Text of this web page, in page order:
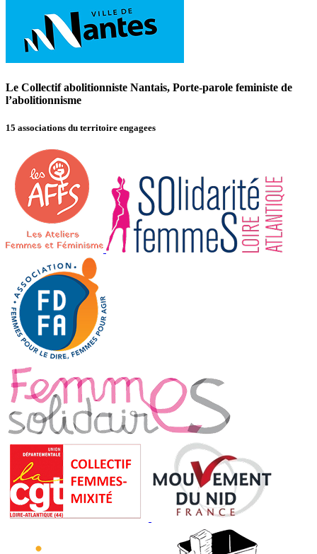
Le Collectif abolitionniste Nantais, Porte-parole feministe de
l’abolitionnisme
15 associations du territoire engagees